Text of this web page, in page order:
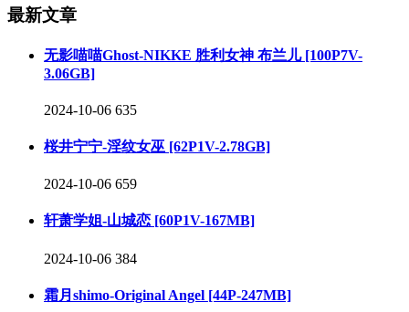
最新文章
无影喵喵Ghost-NIKKE 胜利女神 布兰儿 [100P7V-
3.06GB]
2024-10-06 635
桜井宁宁-淫纹女巫 [62P1V-2.78GB]
2024-10-06 659
轩萧学姐-山城恋 [60P1V-167MB]
2024-10-06 384
霜月shimo-Original Angel [44P-247MB]